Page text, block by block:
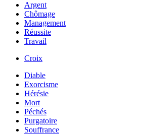
Argent
Chômage
Management
Réussite
Travail
Croix
Diable
Exorcisme
Hérésie
Mort
Péchés
Purgatoire
Souffrance